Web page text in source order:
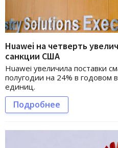
Huawei на четверть
санкции США
Huawei увеличила поставки
полугодии на 24% в
единиц.
Подробнее